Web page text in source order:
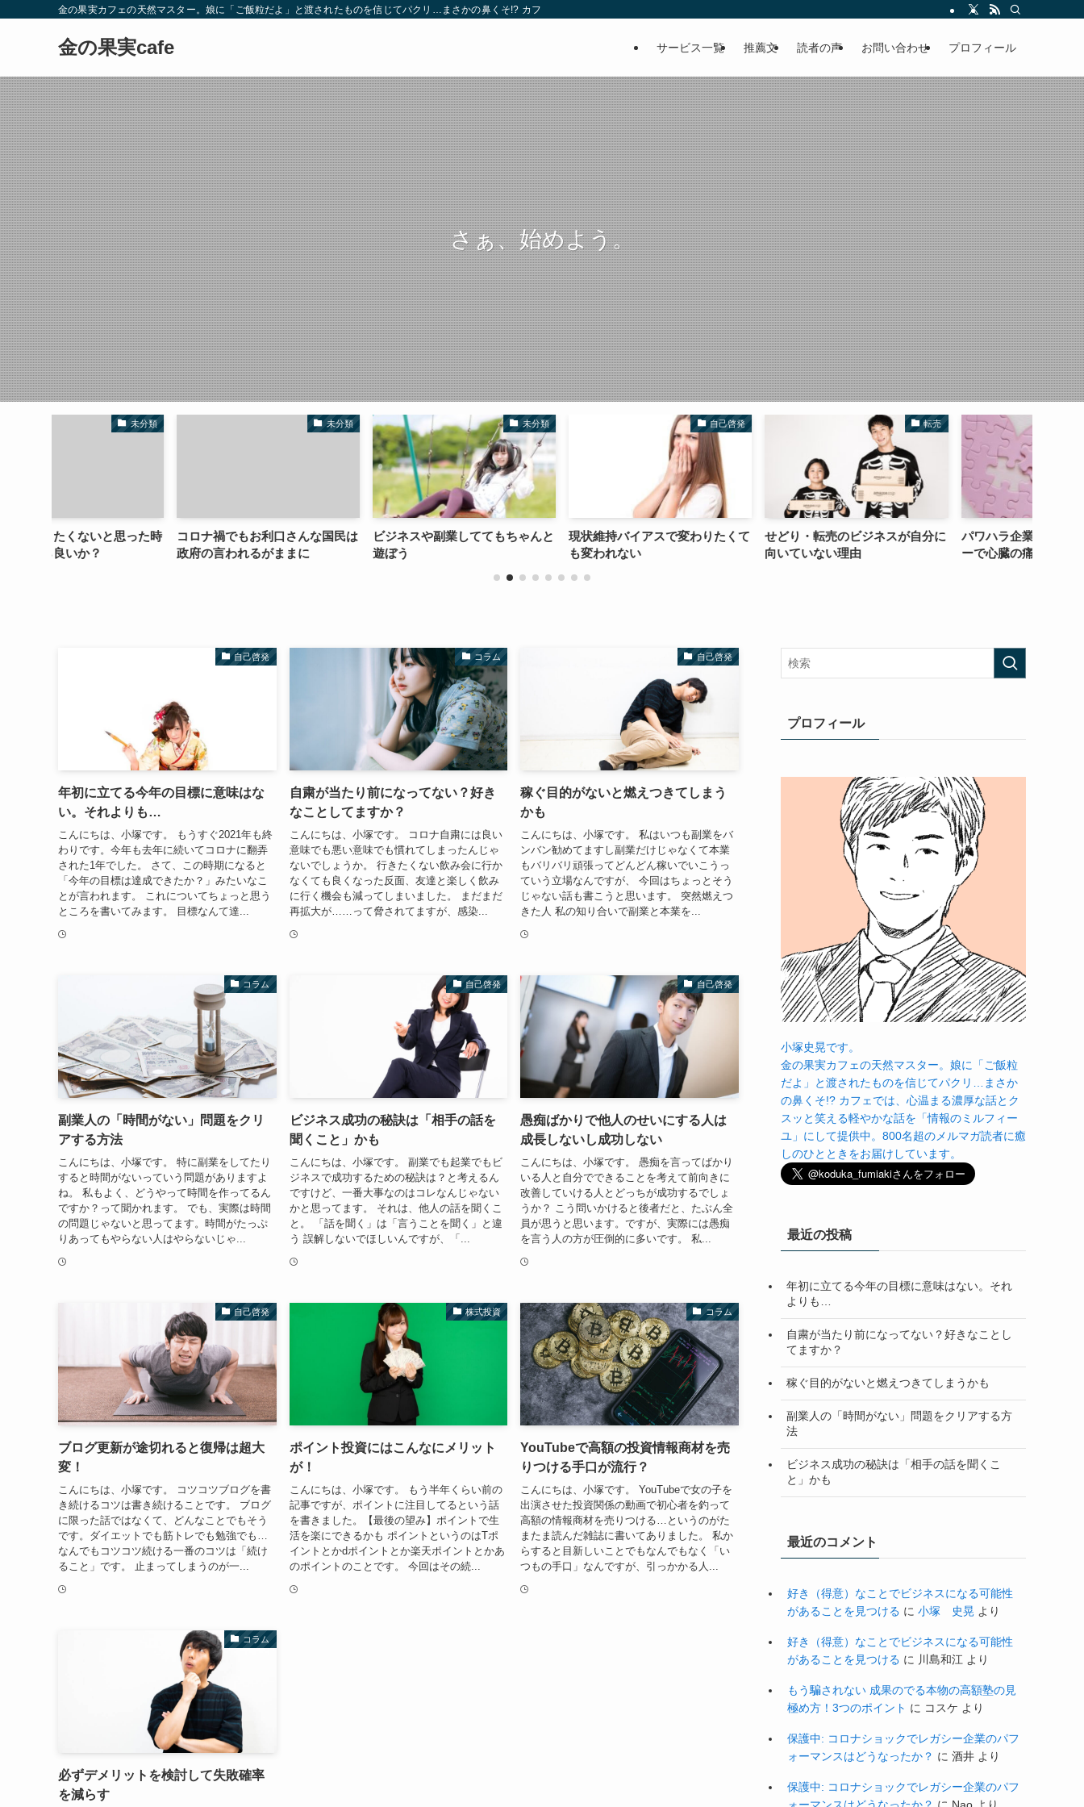
金の果実カフェの天然マスター。娘に「ご飯粒だよ」と渡されたものを信じてパクリ…まさかの鼻くそ!? カフェでは、心温まる濃厚な話とクスッと笑える軽やかな話を「情報のミルフィーユ」にして提供中。800名超のメルマガ読
金の果実cafe サービス一覧 推薦文 読者の声 お問い合わせ プロフィール
さぁ、始めよう。
コロナ禍でもお利口さんな国民は
政府の言われるがままに
未分類
ビジネスや副業しててもちゃんと
遊ぼう
現状維持バイアスで変わりたくて
せどり・転売のビジネスが自分に
自己紹介
パワハラ企業日記その２ オナニ
ーで心臓の痛みをとる
自己啓発
年初に立てる今年の目標に意味はな
い。それよりも…
こんにちは、小塚です。 もうすぐ2021年も終
わりです。今年も去年に続いてコロナに翻弄
された1年でした。 さて、この時期になると
「今年の目標は達成できたか？」みたいなこ
とが言われます。 これについてちょっと思う
ところを書いてみます。 目標なんて達...
コラム
自粛が当たり前になってない？好き
なことしてますか？
こんにちは、小塚です。 コロナ自粛には良い
意味でも悪い意味でも慣れてしまったんじゃ
ないでしょうか。 行きたくない飲み会に行か
なくても良くなった反面、友達と楽しく飲み
に行く機会も減ってしまいました。 まだまだ
再拡大が……って脅されてますが、感染...
自己啓発
稼ぐ目的がないと燃えつきてしまう
かも
こんにちは、小塚です。 私はいつも副業をバ
ンバン勧めてますし副業だけじゃなくて本業
もバリバリ頑張ってどんどん稼いでいこうっ
ていう立場なんですが、 今回はちょっとそう
じゃない話も書こうと思います。 突然燃えつ
きた人 私の知り合いで副業と本業を...
コラム
副業人の「時間がない」問題をクリ
アする方法
こんにちは、小塚です。 特に副業をしてたり
すると時間がないっていう問題がありますよ
ね。 私もよく、どうやって時間を作ってるん
ですか？って聞かれます。 でも、実際は時間
の問題じゃないと思ってます。時間がたっぷ
りあってもやらない人はやらないじゃ...
自己啓発
ビジネス成功の秘訣は「相手の話を
聞くこと」かも
こんにちは、小塚です。 副業でも起業でもビ
ジネスで成功するための秘訣は？と考えるん
ですけど、一番大事なのはコレなんじゃない
かと思ってます。 それは、他人の話を聞くこ
と。 「話を聞く」は「言うことを聞く」と違
う 誤解しないでほしいんですが、「...
自己啓発
愚痴ばかりで他人のせいにする人は
成長しないし成功しない
こんにちは、小塚です。 愚痴を言ってばかり
いる人と自分でできることを考えて前向きに
改善していける人とどっちが成功するでしょ
うか？ こう問いかけると後者だと、たぶん全
員が思うと思います。ですが、実際には愚痴
を言う人の方が圧倒的に多いです。 私...
自己啓発
ブログ更新が途切れると復帰は超大
変！
こんにちは、小塚です。 コツコツブログを書
き続けるコツは書き続けることです。 ブログ
に限った話ではなくて、どんなことでもそう
です。ダイエットでも筋トレでも勉強でも…
なんでもコツコツ続ける一番のコツは「続け
ること」です。 止まってしまうのが一...
株式投資
ポイント投資にはこんなにメリット
が！
こんにちは、小塚です。 もう半年くらい前の
記事ですが、ポイントに注目してるという話
を書きました。【最後の望み】ポイントで生
活を楽にできるかも ポイントというのはTポ
イントとかdポイントとか楽天ポイントとかあ
のポイントのことです。 今回はその続...
コラム
YouTubeで高額の投資情報商材を売
りつける手口が流行？
こんにちは、小塚です。 YouTubeで女の子を
出演させた投資関係の動画で初心者を釣って
高額の情報商材を売りつける…というのがた
またま読んだ雑誌に書いてありました。 私か
らすると目新しいことでもなんでもなく「い
つもの手口」なんですが、引っかかる人...
コラム
必ずデメリットを検討して失敗確率
を減らす
プロフィール
小塚史晃です。
金の果実カフェの天然マスター。娘に「ご飯粒
だよ」と渡されたものを信じてパクリ…まさか
の鼻くそ!? カフェでは、心温まる濃厚な話とク
スッと笑える軽やかな話を「情報のミルフィー
ユ」にして提供中。800名超のメルマガ読者に癒
しのひとときをお届けしています。
最近の投稿
年初に立てる今年の目標に意味はない。それ
よりも…
自粛が当たり前になってない？好きなことし
てますか？
稼ぐ目的がないと燃えつきてしまうかも
副業人の「時間がない」問題をクリアする方
法
ビジネス成功の秘訣は「相手の話を聞くこ
と」かも
最近のコメント
好き（得意）なことでビジネスになる可能性
があることを見つける に 小塚 史晃 より
好き（得意）なことでビジネスになる可能性
があることを見つける に 川島和江 より
もう騙されない 成果のでる本物の高額塾の見
極め方！3つのポイント に コスケ より
保護中: コロナショックでレガシー企業のパフ
ォーマンスはどうなったか？ に 酒井 より
保護中: コロナショックでレガシー企業のパフ
ォーマンスはどうなったか？ に Nao より